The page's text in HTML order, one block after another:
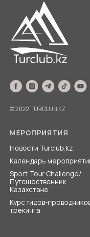
Новости Turclub.kz
Календарь мероприятий
Sport Tour Challenge/
Казахстана
Курс гидов-проводников/